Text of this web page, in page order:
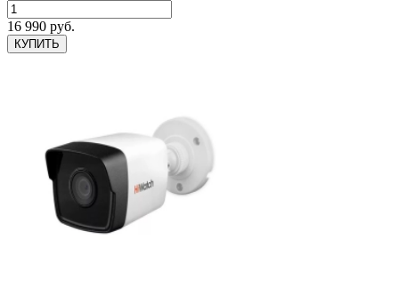
16 990 руб.
КУПИТЬ